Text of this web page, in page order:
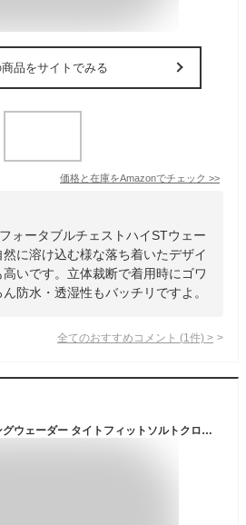
商品をサイトでみる
価格と在庫をAmazonでチェック >>
ォータブルチェストハイSTウェー
に溶け込む様な落ち着いたデザイ
いです。立体裁断で着用時にゴワ
防水・透湿性もバッチリですよ。
全てのおすすめコメント (1 件) >
ダイワ(DAIWA) フィッシングウェーダー タイトフィットソルトクロロプレンストッキングウェーダー(ソックス先丸) ブラック S SW-4051CS-T